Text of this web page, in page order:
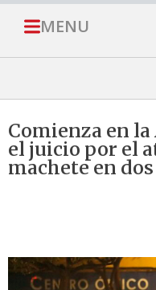
MENU
Comienza en
el juicio por el
machete en